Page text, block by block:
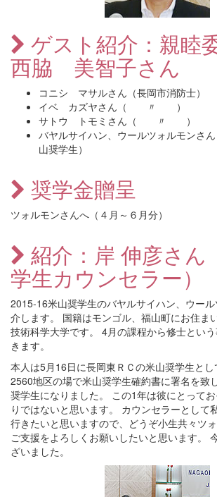
ゲスト紹介：親睦
西脇 美智子さん
コニシ マサルさん（長岡市消防士）
イベ カズヤさん（ 〃 ）
サトウ トモミさん（ 〃 ）
バヤルサイハン、ウールツォルモンさ
山奨学生）
奨学金贈呈
ツォルモンさんへ（４月～６月分）
紹介：岸 伸彦さん
学生カウンセラー）
2015‐16米山奨学生のバヤルサイハン、ウー
介します。 国籍はモンゴル、福山町にお住ま
技術科学大学です。 4月の課程から修士とい
きます。
本人は5月16日に長岡東ＲＣの米山奨学生と
2560地区の場で米山奨学生確約書に署名を致
奨学生になりました。 この1年は彼にとって
りではないと思います。 カウンセラーとして
行きたいと思いますので、どうぞ小生共々ツ
ご支援をよろしくお願いしたいと思います。
ざいました。